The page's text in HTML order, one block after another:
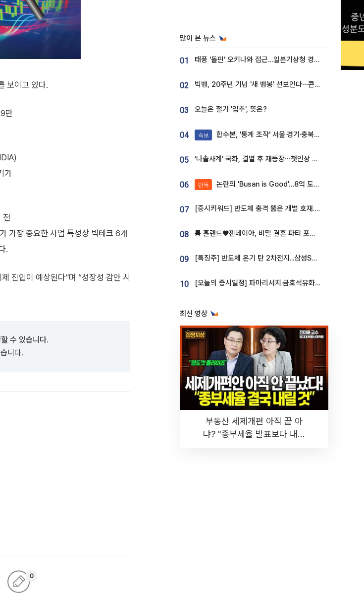
보이고 있다.
만
가
전
가장 중요한 사업 특성상 빅테크 6개
.
진입이 예상된다”며 “성장성 감안 시
수 있습니다.
니다.
0
많이 본 뉴스
01 태풍 '돌핀' 오키나와 접근…일본기상청 경로 업데이트
02 빅뱅, 20주년 기념 '새 뱅봉' 선보인다⋯콘서트 앞두고 팝업 개최
03 오늘은 절기 '입추', 뜻은?
04 속보 합수본, '통계 조작' 서울·경기·충북 선관위 등 추가 압수수색
05 ‘나솔사계’ 국화, 결별 후 재등장⋯첫인상 투표 휩쓸고 ‘인기녀’ 등극
06 단독 논란의 'Busan is Good'…8억 도시브랜드, 용산 대통령실 CI 업체가 수행
07 [증시키워드] 반도체 충격 뚫은 개별 호재...포스코퓨처엠·에코프로·한화솔루션 '눈길'
08 톰 홀랜드♥젠데이아, 비밀 결혼 파티 포착⋯호텔 대관비만 9억
09 [특징주] 반도체 온기 탄 2차전지...삼성SDI, 장 초반 7% 넘게 껑충
10 [오늘의 증시일정] 파마리서치·금호석유화학·코오롱인더·상상인증권 등
최신 영상
부동산 세제개편 아직 끝 아
냐? "종부세율 발표보다 내릴